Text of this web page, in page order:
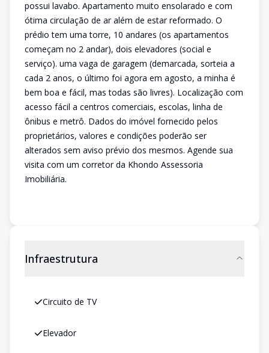
possui lavabo. Apartamento muito ensolarado e com
ótima circulação de ar além de estar reformado. O
prédio tem uma torre, 10 andares (os apartamentos
começam no 2 andar), dois elevadores (social e
serviço). uma vaga de garagem (demarcada, sorteia a
cada 2 anos, o último foi agora em agosto, a minha é
bem boa e fácil, mas todas são livres). Localização com
acesso fácil a centros comerciais, escolas, linha de
ônibus e metrô. Dados do imóvel fornecido pelos
proprietários, valores e condições poderão ser
alterados sem aviso prévio dos mesmos. Agende sua
visita com um corretor da Khondo Assessoria
Imobiliária.
Infraestrutura
Circuito de TV
Elevador